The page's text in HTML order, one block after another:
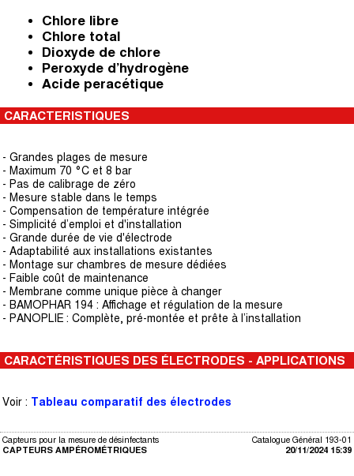
Chlore libre
Chlore total
Dioxyde de chlore
Peroxyde d’hydrogène
Acide peracétique
CARACTERISTIQUES
- Grandes plages de mesure
- Maximum 70 °C et 8 bar
- Pas de calibrage de zéro
- Mesure stable dans le temps
- Compensation de température intégrée
- Simplicité d’emploi et d'installation
- Grande durée de vie d'électrode
- Adaptabilité aux installations existantes
- Montage sur chambres de mesure dédiées
- Faible coût de maintenance
- Membrane comme unique pièce à changer
- BAMOPHAR 194 : Affichage et régulation de la mesure
- PANOPLIE : Complète, pré-montée et prête à l’installation
CARACTÉRISTIQUES DES ÉLECTRODES - APPLICATIONS
Voir : Tableau comparatif des électrodes
Catalogue Général 193-01
20/11/2024 15:39
Capteurs pour la mesure de désinfectants
CAPTEURS AMPÉROMÉTRIQUES